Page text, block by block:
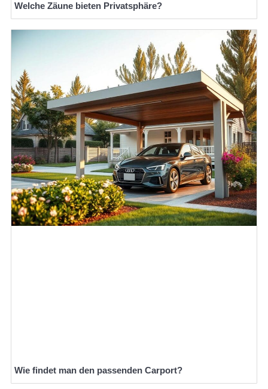
Welche Zäune bieten Privatsphäre?
Wie findet man den passenden Carport?